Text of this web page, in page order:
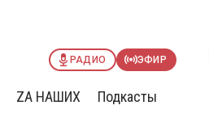
РАДИО ЭФИР
ZА НАШИХ Подкасты